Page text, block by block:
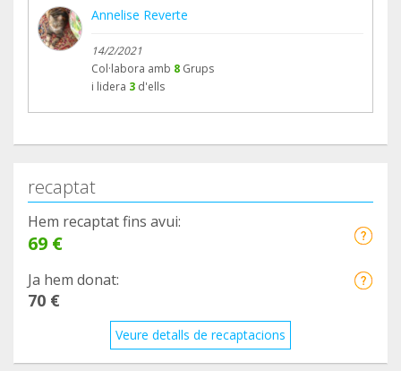
Annelise Reverte
14/2/2021
Col·labora amb 8 Grups
i lidera 3 d'ells
recaptat
Hem recaptat fins avui:
69 €
Ja hem donat:
70 €
Veure detalls de recaptacions